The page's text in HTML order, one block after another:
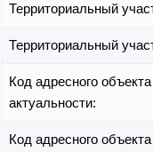
Территориальный
Территориальный
Код адресного
актуальности:
Код адресного